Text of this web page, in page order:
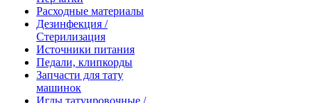
Расходные материалы
Дезинфекция /
Стерилизация
Источники питания
Педали, клипкорды
Запчасти для тату
машинок
Иглы татуировочные /